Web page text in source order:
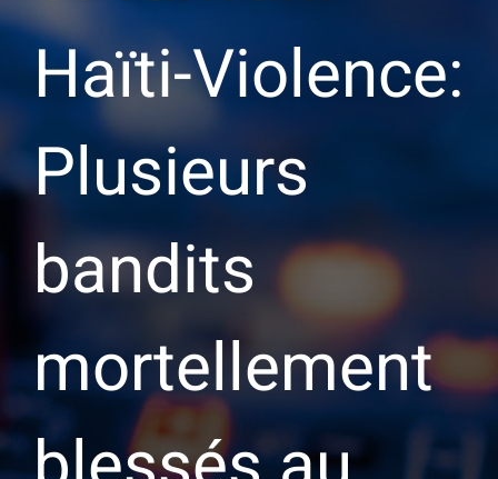
Haïti-Violence:
Plusieurs
bandits
mortellement